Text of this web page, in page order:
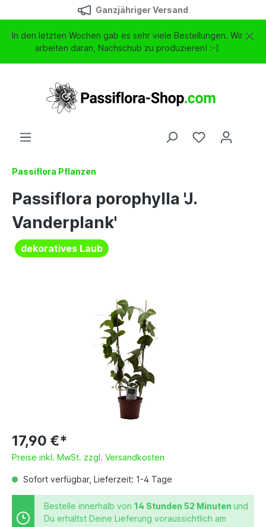
Ganzjähriger Versand
In den letzten Wochen gab es sehr viele Bestellungen. Wir
arbeiten daran, Nachschub zu produzieren! :-)
Passiflora Pflanzen
Passiflora porophylla 'J.
Vanderplank'
dekoratives Laub
17,90 €*
Preise inkl. MwSt. zzgl. Versandkosten
Sofort verfügbar, Lieferzeit: 1-4 Tage
Bestelle innerhalb von 14 Stunden 52 Minuten und
Du erhältst Deine Lieferung voraussichtlich am